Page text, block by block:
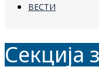
ВЕСТИ
Секција